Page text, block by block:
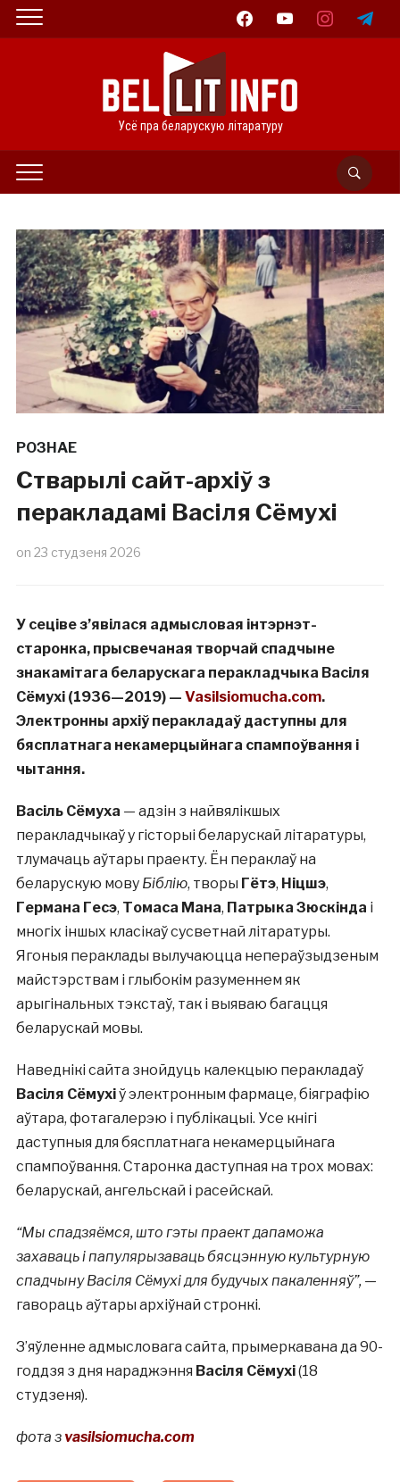
facebookyoutube instagramtelegram
Усё пра беларускую літаратуру
РОЗНАЕ
Стварылі сайт-архіў з
перакладамі Васіля Сёмухі
on 23 студзеня 2026
У сеціве з’явілася адмысловая інтэрнэт-
старонка, прысвечаная творчай спадчыне
знакамітага беларускага перакладчыка Васіля
Сёмухі (1936—2019) — Vasilsiomucha.com.
Электронны архіў перакладаў даступны для
бясплатнага некамерцыйнага спампоўвання і
чытання.
Васіль Сёмуха — адзін з найвялікшых
перакладчыкаў у гісторыі беларускай літаратуры,
тлумачаць аўтары праекту. Ён пераклаў на
беларускую мову Біблію, творы Гётэ, Ніцшэ,
Германа Гесэ, Томаса Мана, Патрыка Зюскінда і
многіх іншых класікаў сусветнай літаратуры.
Ягоныя пераклады вылучаюцца непераўзыдзеным
майстэрствам і глыбокім разуменнем як
арыгінальных тэкстаў, так і выяваю багацця
беларускай мовы.
Наведнікі сайта знойдуць калекцыю перакладаў
Васіля Сёмухіў электронным фармаце, біяграфію
аўтара, фотагалерэю і публікацыі. Усе кнігі
даступныя для бясплатнага некамерцыйнага
спампоўвання. Старонка даступная на трох мовах:
беларускай, ангельскай і расейскай.
“Мы спадзяёмся, што гэты праект дапаможа
захаваць і папулярызаваць бясцэнную культурную
спадчыну Васіля Сёмухі для будучых пакаленняў”, —
гавораць аўтары архіўнай стронкі.
З’яўленне адмысловага сайта, прымеркавана да 90-
годдзя з дня нараджэння Васіля Сёмухі(18
студзеня).
фота з vasilsiomucha.com